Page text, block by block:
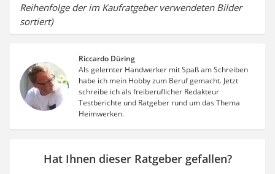
Reihenfolge der im Kaufratgeber verwendeten Bilder
sortiert)
Riccardo Düring
Als gelernter Handwerker mit Spaß am Schreiben
habe ich mein Hobby zum Beruf gemacht. Jetzt
schreibe ich als freiberuflicher Redakteur
Testberichte und Ratgeber rund um das Thema
Heimwerken.
Hat Ihnen dieser Ratgeber gefallen?